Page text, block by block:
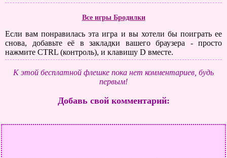
Все игры Бродилки
Если вам понравилась эта игра и вы хотели бы поиграть ее
снова, добавьте её в закладки вашего браузера - просто
нажмите CTRL (контроль), и клавишу D вместе.
К этой бесплатной флешке пока нет комментариев, будь
первым!
Добавь свой комментарий: